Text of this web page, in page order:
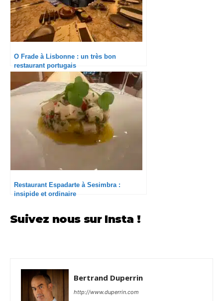
O Frade à Lisbonne : un très bon
restaurant portugais
Restaurant Espadarte à Sesimbra :
insipide et ordinaire
Suivez nous sur Insta !
Bertrand Duperrin
http://www.duperrin.com